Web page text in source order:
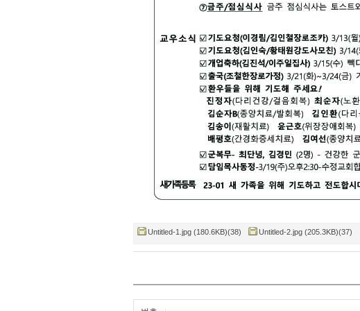
Untitled-1.jpg (180.6KB)(38) Untitled-2.jpg (205.3KB)(37)